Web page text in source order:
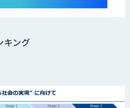
発支援
キング